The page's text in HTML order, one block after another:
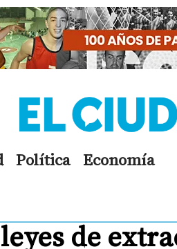
Política Economía
de